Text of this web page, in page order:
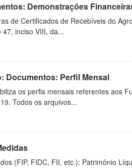
Demonstrações
de Certificados de Recebíveis do
inciso VIII, da...
Documentos: Perfil Mensal
os perfis mensais referentes aos
Todos os arquivos...
(FIP, FIDC, FII, etc.): Patrimônio